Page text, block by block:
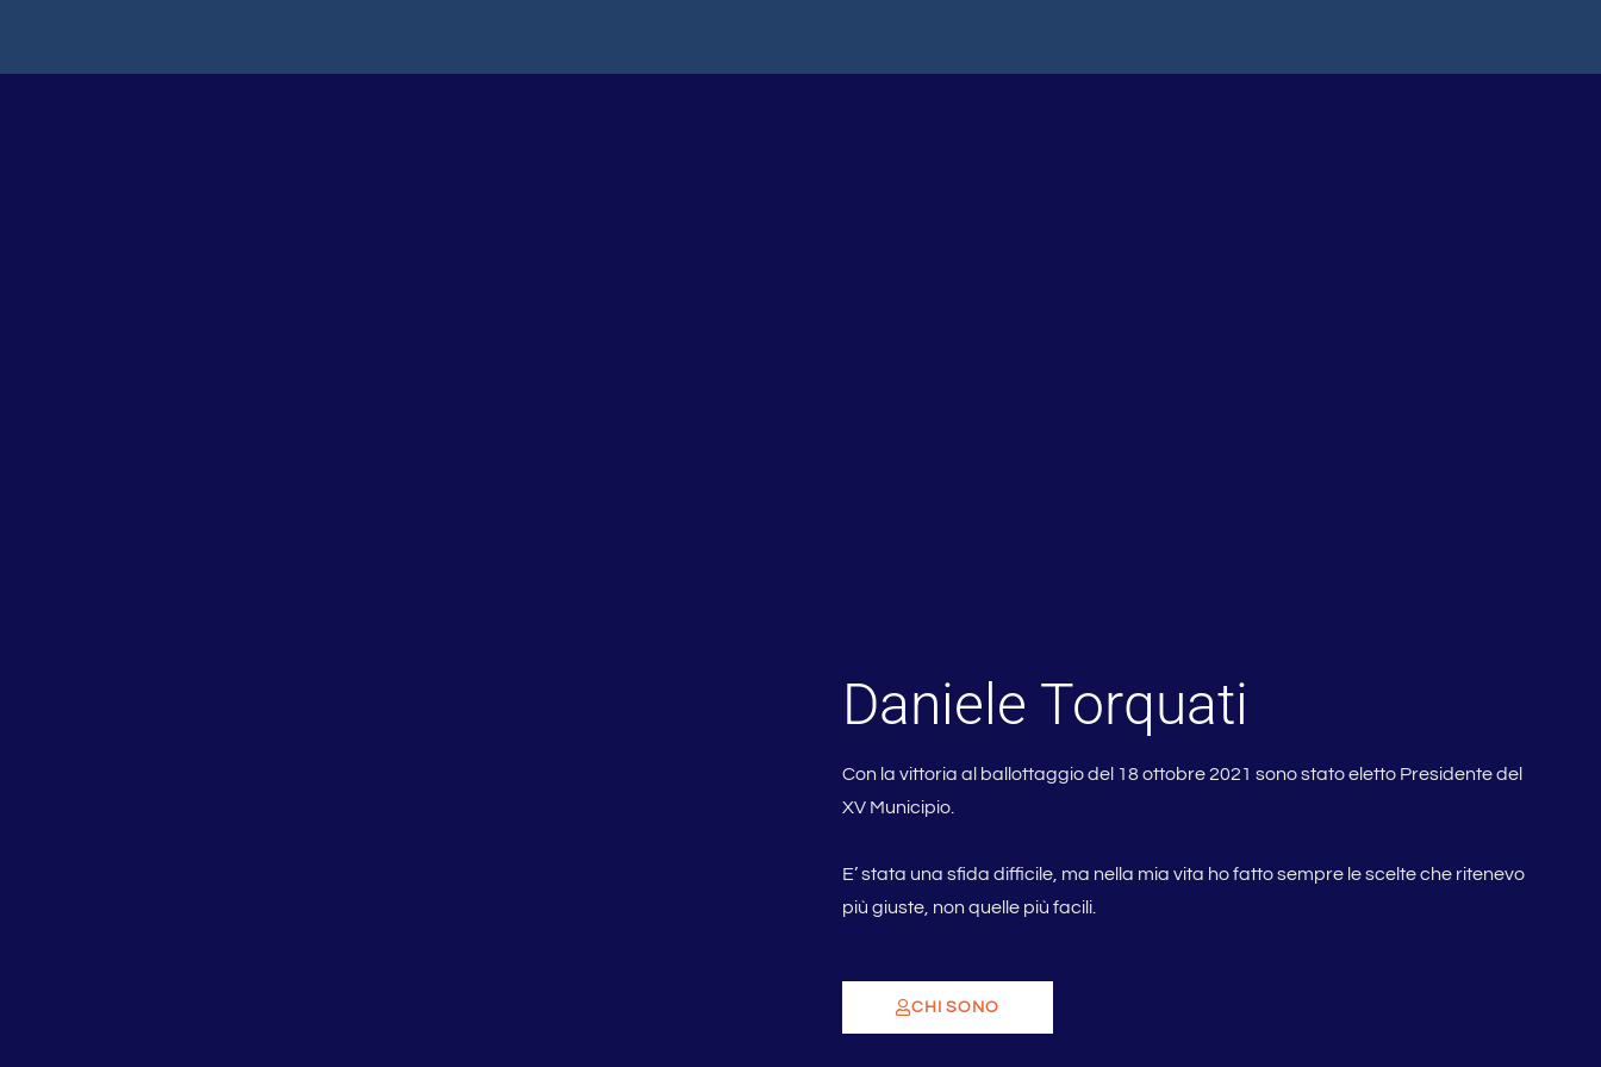
Daniele Torquati
Con la vittoria al ballottaggio del 18 ottobre 2021 sono stato eletto Presidente del
XV Municipio.
E’ stata una sfida difficile, ma nella mia vita ho fatto sempre le scelte che ritenevo
più giuste, non quelle più facili.
CHI SONO